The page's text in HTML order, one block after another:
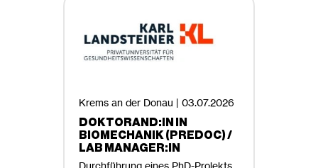
Krems an der Donau | 03.07.2026
DOKTORAND:IN IN
BIOMECHANIK (PREDOC) /
LAB MANAGER:IN